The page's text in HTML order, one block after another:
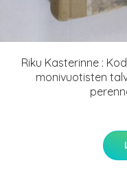
Riku Kasterinne :
monivuotisten